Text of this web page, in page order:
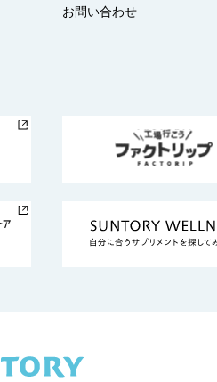
お問い合わせ